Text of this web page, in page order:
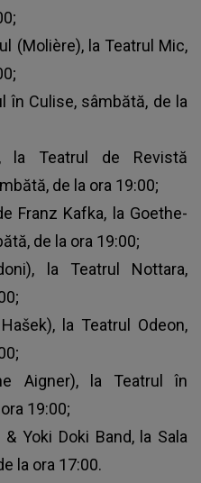
(Molière), la Teatrul Mic,
în Culise, sâmbătă, de la
la Teatrul de Revistă
de la ora 19:00;
Franz Kafka, la Goethe-
de la ora 19:00;
la Teatrul Nottara,
la Teatrul Odeon,
Aigner), la Teatrul în
19:00;
Yoki Doki Band, la Sala
la ora 17:00.